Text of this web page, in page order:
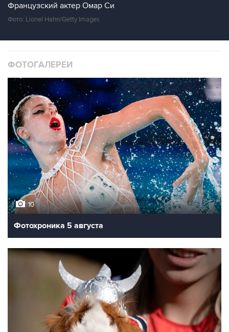
Французский актер Омар Си
Фото: Lionel Hahn/Getty Images
ФОТОГАЛЕРЕИ
10
Фотохроника 5 августа